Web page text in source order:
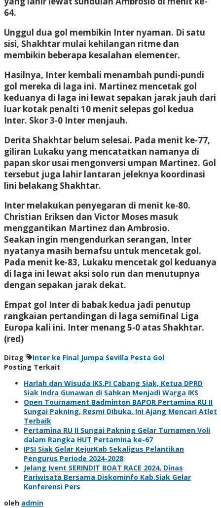
64.
Unggul dua gol membikin Inter nyaman. Di satu
sisi, Shakhtar mulai kehilangan ritme dan
membikin beberapa kesalahan elementer.
Hasilnya, Inter kembali menambah pundi-pundi
gol mereka di laga ini. Martinez mencetak gol
keduanya di laga ini lewat sepakan jarak jauh dari
luar kotak penalti 10 menit selepas gol kedua
Inter. Skor 3-0 Inter menjauh.
Derita Shakhtar belum selesai. Pada menit ke-77,
giliran Lukaku yang mencatatkan namanya di
papan skor usai mengonversi umpan Martinez. Gol
tersebut juga lahir lantaran jeleknya koordinasi
lini belakang Shakhtar.
Inter melakukan penyegaran di menit ke-80.
Christian Eriksen dan Victor Moses masuk
menggantikan Martinez dan Ambrosio.
Seakan ingin mengendurkan serangan, Inter
nyatanya masih bernafsu untuk mencetak gol.
Pada menit ke-83, Lukaku mencetak gol keduanya
di laga ini lewat aksi solo run dan menutupnya
dengan sepakan jarak dekat.
Empat gol Inter di babak kedua jadi penutup
rangkaian pertandingan di laga semifinal Liga
Europa kali ini. Inter menang 5-0 atas Shakhtar.
(red)
Ditag Inter ke Final Jumpa Sevilla Pesta Gol
Posting Terkait
Harlah dan Wisuda IKS.PI Cabang Siak, Ketua DPRD
Siak Indra Gunawan di Sahkan Menjadi Warga IKS
Open Tournament Badminton BAPOR Pertamina RU II
Sungai Pakning, Resmi Dibuka, Ini Ajang Mencari Atlet
Terbaik
Pertamina RU II Sungai Pakning Gelar Turnamen Voli
dalam Rangka HUT Pertamina ke-67
IPSI Siak Gelar KejurKab Sekaligus Pelantikan
Pengurus Periode 2024-2028
Jelang Ivent SERINDIT BOAT RACE 2024, Dinas
Pariwisata Bersama Diskominfo Kab.Siak Gelar
Konferensi Pers
oleh admin